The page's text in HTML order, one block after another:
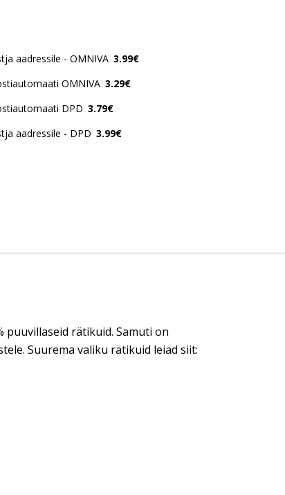
aadressile - OMNIVA 3.99€
OMNIVA 3.29€
DPD 3.79€
aadressile - DPD 3.99€
puuvillaseid rätikuid. Samuti on
Suurema valiku rätikuid leiad siit: